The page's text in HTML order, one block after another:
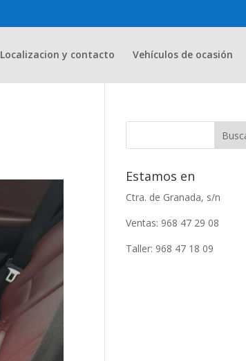
Localizacion y contacto Vehículos de ocasión
Estamos en
Ctra. de Granada, s/n
Ventas: 968 47 29 08
Taller: 968 47 18 09